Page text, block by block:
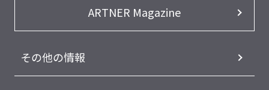
ARTNER Magazine
その他の情報